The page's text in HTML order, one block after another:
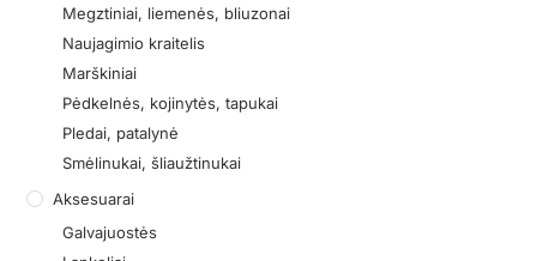
Megztiniai, liemenės, bliuzonai
Naujagimio kraitelis
Marškiniai
Pėdkelnės, kojinytės, tapukai
Pledai, patalynė
Smėlinukai, šliaužtinukai
Aksesuarai
Galvajuostės